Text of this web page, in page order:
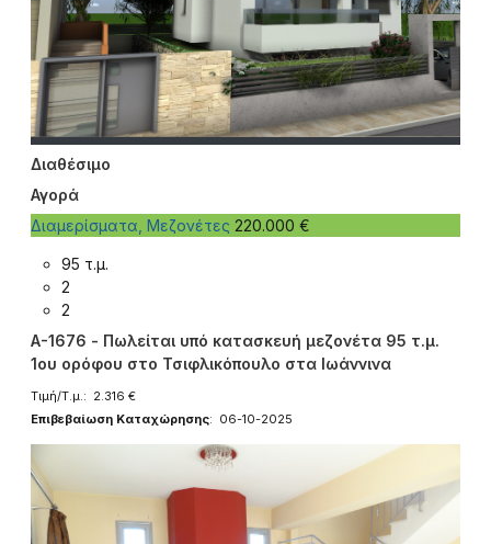
Διαθέσιμο
Αγορά
Διαμερίσματα, Μεζονέτες 220.000 €
95 τ.μ.
2
2
A-1676 - Πωλείται υπό κατασκευή μεζονέτα 95 τ.μ.
1ου ορόφου στο Τσιφλικόπουλο στα Ιωάννινα
Τιμή/Τ.μ.: 2.316 €
Επιβεβαίωση Καταχώρησης: 06-10-2025